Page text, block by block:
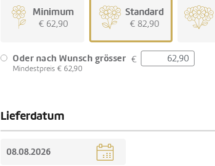
Minimum
€ 62,90
Standard
€ 82,90
Oder nach Wunsch grösser
Mindestpreis € 62,90
€
Lieferdatum